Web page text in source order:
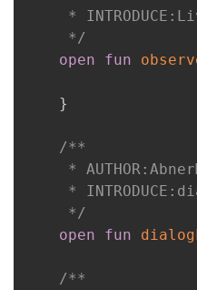
*
     */
open
fun
}
/**
*
*
     */
open
fun
/**